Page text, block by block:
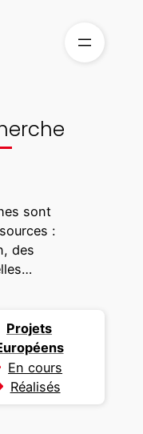
sont
:
des
Projets
En cours
Réalisés